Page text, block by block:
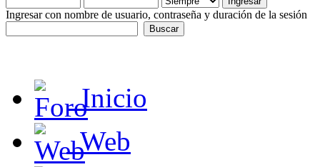
Ingresar con nombre de usuario, contraseña y duración de la sesión
Inicio
Web